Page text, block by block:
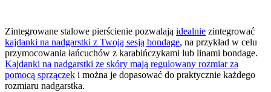
Zintegrowane stalowe pierścienie pozwalają idealnie zintegrować
kajdanki na nadgarstki z Twoją sesją bondage, na przykład w celu
przymocowania łańcuchów z karabińczykami lub linami bondage.
Kajdanki na nadgarstki ze skóry mają regulowany rozmiar za
pomocą sprzączek i można je dopasować do praktycznie każdego
rozmiaru nadgarstka.